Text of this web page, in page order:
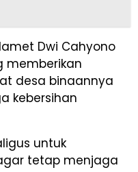
Dwi Cahyono
memberikan
desa binaannya
kebersihan
untuk
tetap menjaga